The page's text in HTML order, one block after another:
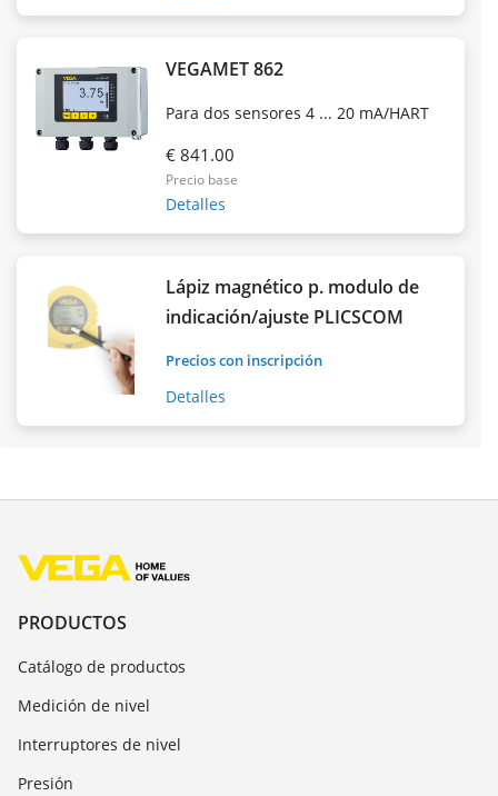
VEGAMET 862
Para dos sensores 4 ... 20 mA/HART
€ 841.00
Precio base
Detalles
Lápiz magnético p. modulo de
indicación/ajuste PLICSCOM
Precios con inscripción
Detalles
PRODUCTOS
Catálogo de productos
Medición de nivel
Interruptores de nivel
Presión